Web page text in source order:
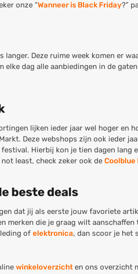
onze “Wanneer is Black Friday?”
langer. Deze ruime week komen er
dag alle aanbiedingen in de
lijken ieder jaar wel hoger en
Deze webshops zijn ook ieder
Hierbij kon je tien dagen lang
least, check zeker ook de Coolblue
beste deals
dat jij als eerste jouw favoriete
die je graag wilt
of elektronica, dan scoor je het
winkeloverzicht en ons overzicht